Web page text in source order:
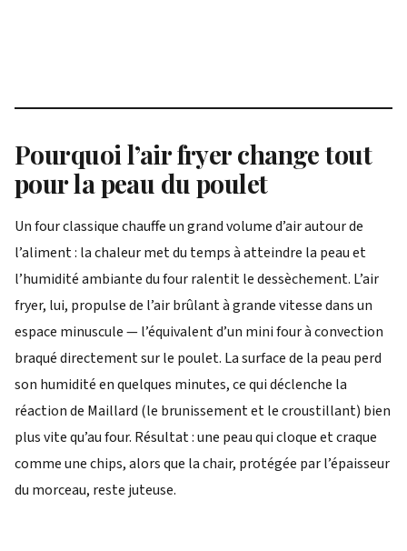
Pourquoi l’air fryer change tout
pour la peau du poulet
Un four classique chauffe un grand volume d’air autour de
l’aliment : la chaleur met du temps à atteindre la peau et
l’humidité ambiante du four ralentit le dessèchement. L’air
fryer, lui, propulse de l’air brûlant à grande vitesse dans un
espace minuscule — l’équivalent d’un mini four à convection
braqué directement sur le poulet. La surface de la peau perd
son humidité en quelques minutes, ce qui déclenche la
réaction de Maillard (le brunissement et le croustillant) bien
plus vite qu’au four. Résultat : une peau qui cloque et craque
comme une chips, alors que la chair, protégée par l’épaisseur
du morceau, reste juteuse.